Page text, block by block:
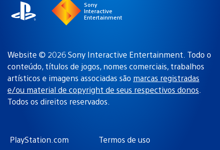
Sony
Interactive
Entertainment
Website © 2026 Sony Interactive Entertainment. Todo o
conteúdo, títulos de jogos, nomes comerciais, trabalhos
artísticos e imagens associadas são marcas registradas
e/ou material de copyright de seus respectivos donos.
Todos os direitos reservados.
PlayStation.com Termos de uso